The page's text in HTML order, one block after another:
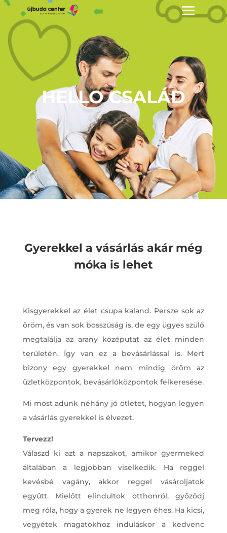
HELLO CSALÁD
Gyerekkel a vásárlás akár még
móka is lehet
Kisgyerekkel az élet csupa kaland. Persze sok az
öröm, és van sok bosszúság is, de egy ügyes szülő
megtalálja az arany középutat az élet minden
területén. Így van ez a bevásárlással is. Mert
bizony egy gyerekkel nem mindig öröm az
üzletközpontok, bevásárlóközpontok felkeresése.
Mi most adunk néhány jó ötletet, hogyan legyen
a vásárlás gyerekkel is élvezet.
Tervezz!
Válaszd ki azt a napszakot, amikor gyermeked
általában a legjobban viselkedik. Ha reggel
kevésbé vagány, akkor reggel vásároljatok
együtt. Mielőtt elindultok otthonról, győződj
meg róla, hogy a gyerek ne legyen éhes. Ha kicsi,
vegyétek magatokhoz induláskor a kedvenc